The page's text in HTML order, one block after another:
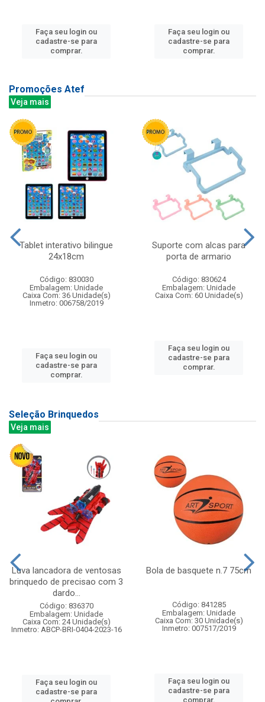
Faça seu login ou
cadastre-se para
comprar.
Faça seu login ou
cadastre-se para
comprar.
Promoções Atef
Veja mais
Tablet interativo bilingue
24x18cm
Código: 830030
Embalagem: Unidade
Caixa Com: 36 Unidade(s)
Inmetro: 006758/2019
Faça seu login ou
cadastre-se para
comprar.
Suporte com alcas para
porta de armario
Código: 830624
Embalagem: Unidade
Caixa Com: 60 Unidade(s)
Faça seu login ou
cadastre-se para
comprar.
Seleção Brinquedos
Veja mais
Luva lancadora de ventosas
brinquedo de precisao com 3
dardo...
Código: 836370
Embalagem: Unidade
Caixa Com: 24 Unidade(s)
Inmetro: ABCP-BRI-0404-2023-16
Faça seu login ou
cadastre-se para
Bola de basquete n.7 75cm
Código: 841285
Embalagem: Unidade
Caixa Com: 30 Unidade(s)
Inmetro: 007517/2019
Faça seu login ou
cadastre-se para
comprar.